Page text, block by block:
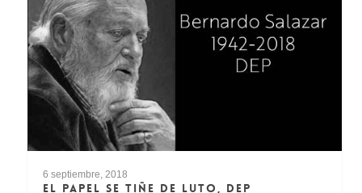
6 septiembre, 2018
EL PAPEL SE TIÑE DE LUTO, DEP